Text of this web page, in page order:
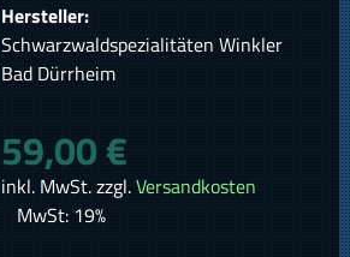
Hersteller:
Schwarzwaldspezialitäten Winkler
Bad Dürrheim
59,00 €
inkl. MwSt. zzgl.Versandkosten
MwSt: 19%